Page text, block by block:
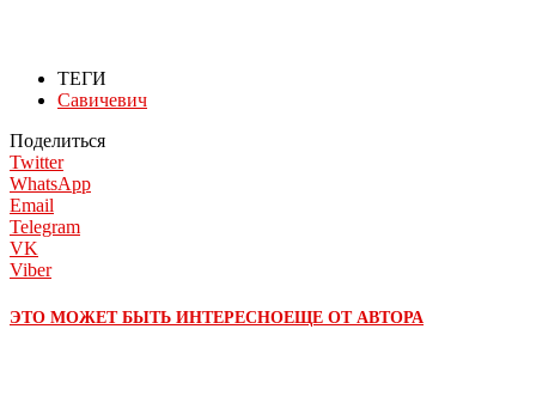
ТЕГИ
Савичевич
Поделиться
Twitter
WhatsApp
Email
Telegram
VK
Viber
ЭТО МОЖЕТ БЫТЬ ИНТЕРЕСНОЕЩЕ ОТ АВТОРА